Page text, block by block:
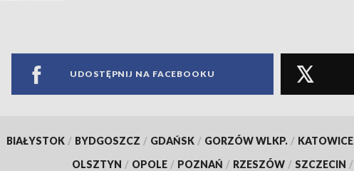
UDOSTĘPNIJ NA FACEBOOKU
BIAŁYSTOK / BYDGOSZCZ / GDAŃSK / GORZÓW WLKP. / KATOWICE
OLSZTYN / OPOLE / POZNAŃ / RZESZÓW / SZCZECIN /